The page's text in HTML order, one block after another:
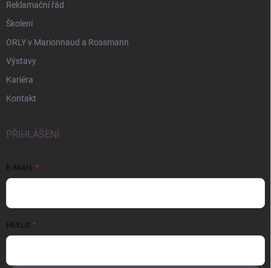
Reklamační řád
Školení
ORLY v Marionnaud a Rossmann
Výstavy
Kariéra
Kontakt
PŘIHLÁŠENÍ
E-MAIL
HESLO